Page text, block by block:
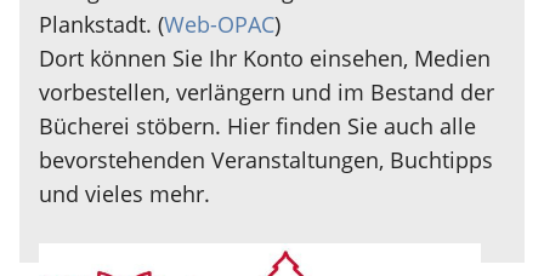
Plankstadt. (Web-OPAC)
Dort können Sie Ihr Konto einsehen, Medien
vorbestellen, verlängern und im Bestand der
Bücherei stöbern. Hier finden Sie auch alle
bevorstehenden Veranstaltungen, Buchtipps
und vieles mehr.